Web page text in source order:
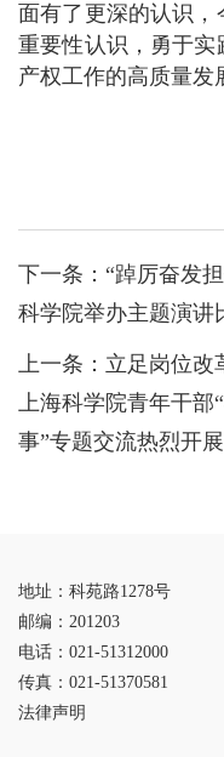
面有了更深的认识
重要性认识，勇于
产权工作的高质量发
下一条： “踔厉奋发
科学院举办主题演讲
上一条： 立足岗位
上海科学院青年干部
事”专题交流热烈开展
地址：科苑路1278号
邮编：201203
电话：021-51312000
传真：021-51370581
法律声明